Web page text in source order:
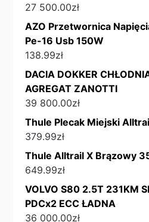
27 500.00zł
AZO Przetwornica
Pe-16 Usb 150W
138.99zł
DACIA DOKKER
AGREGAT ZANOTTI
39 800.00zł
Thule Plecak Miejski
379.99zł
Thule Alltrail X Brązowy
649.99zł
VOLVO S80 2.5T 231KM
PDCx2 ECC ŁADNA
36 000.00zł